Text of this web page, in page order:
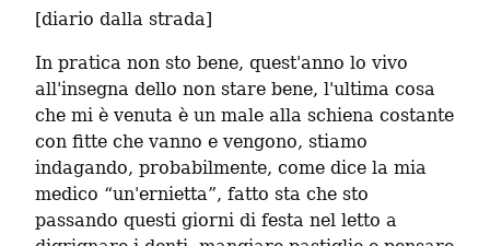
[diario dalla strada]
In pratica non sto bene, quest'anno lo vivo
all'insegna dello non stare bene, l'ultima cosa
che mi è venuta è un male alla schiena costante
con fitte che vanno e vengono, stiamo
indagando, probabilmente, come dice la mia
medico “un'ernietta”, fatto sta che sto
passando questi giorni di festa nel letto a